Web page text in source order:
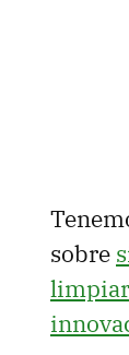
sobre
limpiar